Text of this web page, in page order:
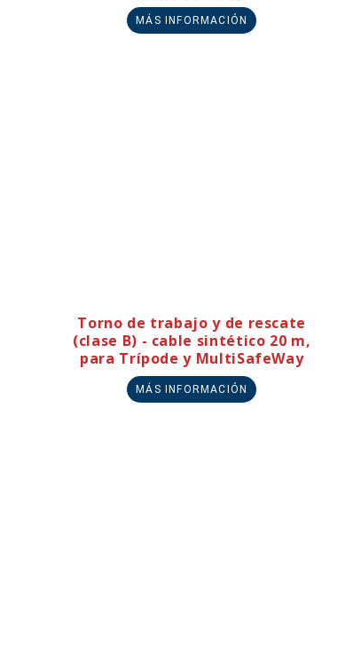
MÁS INFORMACIÓN
Torno de trabajo y de rescate
(clase B) - cable sintético 20 m,
para Trípode y MultiSafeWay
MÁS INFORMACIÓN